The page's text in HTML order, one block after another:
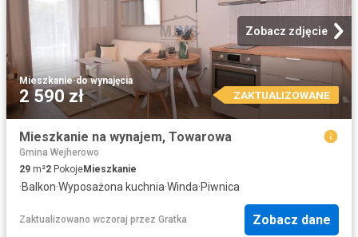
Zobacz zdjęcie
Mieszkanie·do wynajęcia
2 590 zł ZAKTUALIZOWANE
Mieszkanie na wynajem, Towarowa
Gmina Wejherowo
29 m²2 PokojeMieszkanie
·Balkon·Wyposażona kuchnia·Winda·Piwnica
Zaktualizowano wczoraj przez Gratka Zobacz dane